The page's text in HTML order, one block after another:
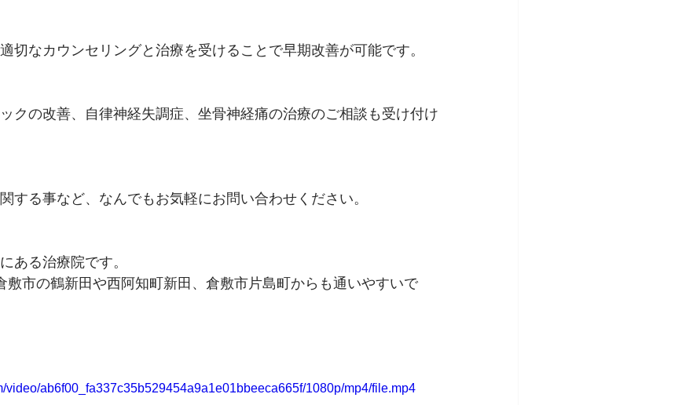
切なカウンセリングと治療を受けることで早期改善が可能です。
クの改善、自律神経失調症、坐骨神経痛の治療のご相談も受け付け
する事など、なんでもお気軽にお問い合わせください。
ある治療院です。
敷市の鶴新田や西阿知町新田、倉敷市片島町からも通いやすいで
video/ab6f00_fa337c35b529454a9a1e01bbeeca665f/1080p/mp4/file.mp4